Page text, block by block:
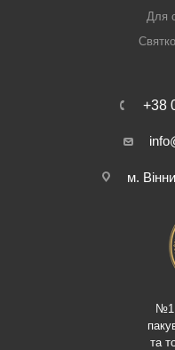
Для
+38
м.
№1
та